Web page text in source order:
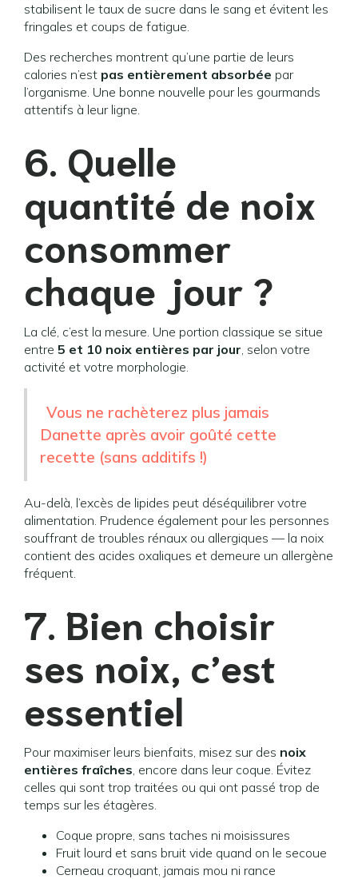
stabilisent le taux de sucre dans le sang et évitent les
fringales et coups de fatigue.
Des recherches montrent qu’une partie de leurs
calories n’est pas entièrement absorbée par
l’organisme. Une bonne nouvelle pour les gourmands
attentifs à leur ligne.
6. Quelle
quantité de noix
consommer
chaque jour ?
La clé, c’est la mesure. Une portion classique se situe
entre 5 et 10 noix entières par jour, selon votre
activité et votre morphologie.
Vous ne rachèterez plus jamais
Danette après avoir goûté cette
recette (sans additifs !)
Au-delà, l’excès de lipides peut déséquilibrer votre
alimentation. Prudence également pour les personnes
souffrant de troubles rénaux ou allergiques — la noix
contient des acides oxaliques et demeure un allergène
fréquent.
7. Bien choisir
ses noix, c’est
essentiel
Pour maximiser leurs bienfaits, misez sur des noix
entières fraîches, encore dans leur coque. Évitez
celles qui sont trop traitées ou qui ont passé trop de
temps sur les étagères.
Coque propre, sans taches ni moisissures
Fruit lourd et sans bruit vide quand on le secoue
Cerneau croquant, jamais mou ni rance